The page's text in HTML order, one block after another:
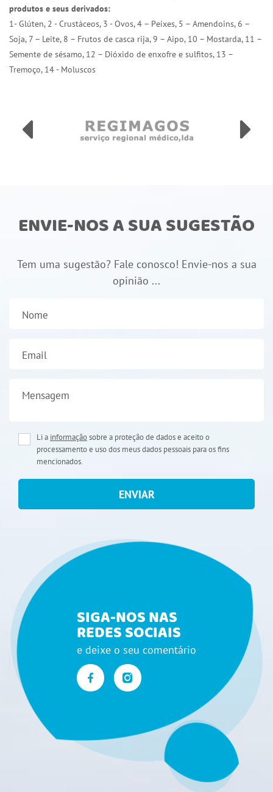
produtos e seus derivados:
1- Glúten, 2 - Crustáceos, 3 - Ovos, 4 – Peixes, 5 – Amendoins, 6 –
Soja, 7 – Leite, 8 – Frutos de casca rija, 9 – Aipo, 10 – Mostarda, 11 –
Semente de sésamo, 12 – Dióxido de enxofre e sulfitos, 13 –
Tremoço, 14 - Moluscos
ENVIE-NOS A SUA SUGESTÃO
Tem uma sugestão? Fale conosco! Envie-nos a sua
opinião ...
Nome
Email
Mensagem
Li a informaçãosobre a proteção de dados e aceito o
processamento e uso dos meus dados pessoais para os fins
mencionados.
ENVIAR
SIGA-NOS NAS
REDES SOCIAIS
e deixe o seu comentário